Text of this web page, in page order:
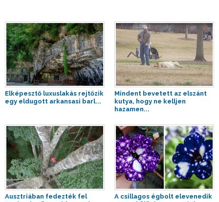
Elképesztő luxuslakás rejtőzik
egy eldugott arkansasi barl...
Mindent bevetett az elszánt
kutya, hogy ne kelljen
hazamen...
Ausztriában fedezték fel
A csillagos égbolt elevenedik